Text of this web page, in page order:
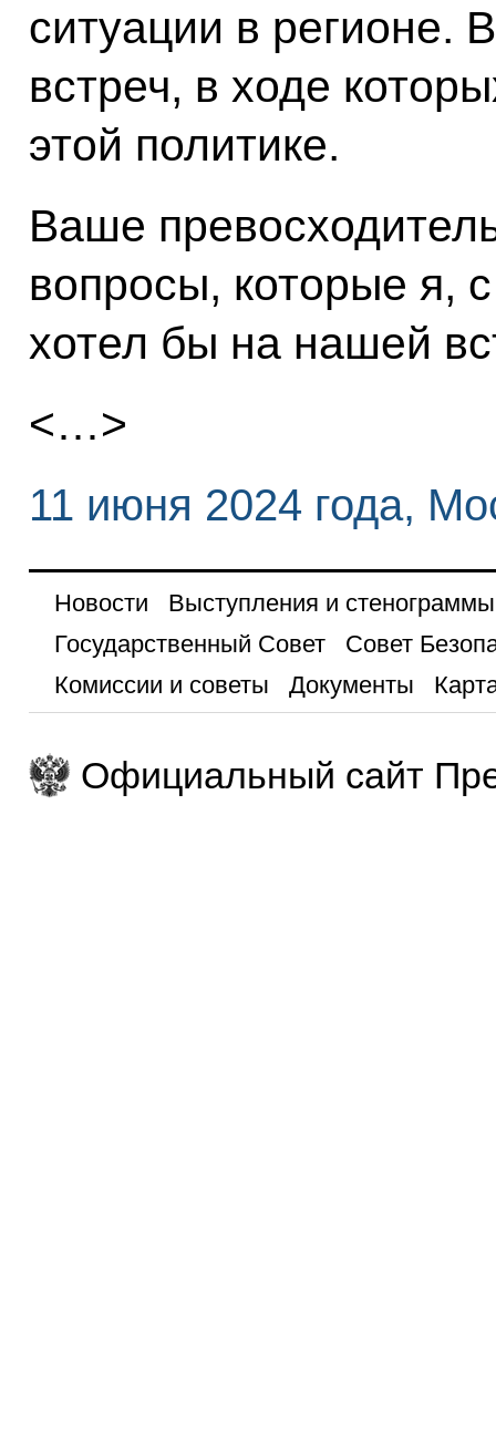
ситуации в регионе.
встреч, в ходе
этой политике.
Ваше
вопросы, которые я,
хотел бы на нашей
<…>
11 июня 2024 года,
Новости
Выступления и стенограммы
Государственный Совет
Совет
Комиссии и советы
Документы
Официальный сайт